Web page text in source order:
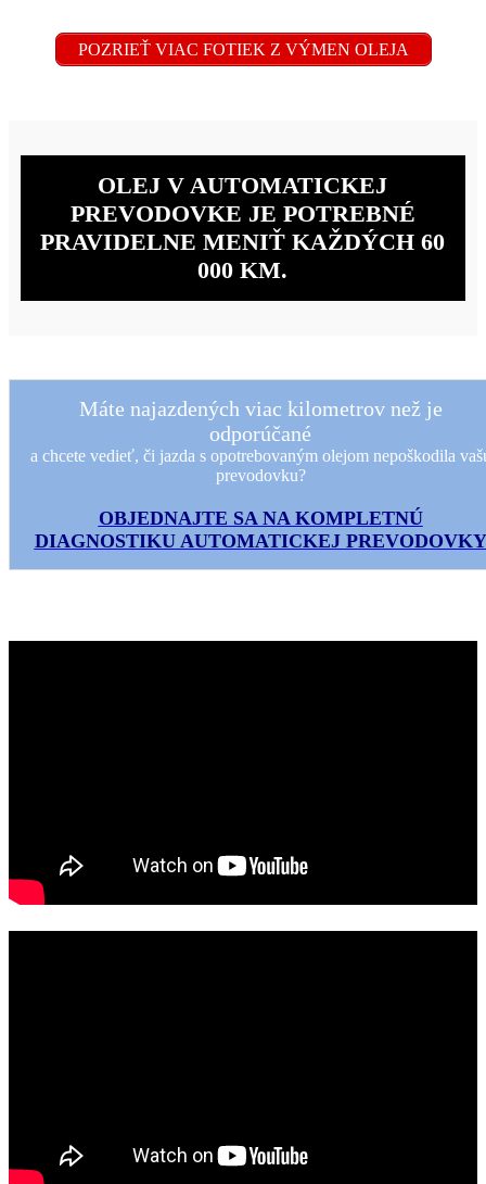
POZRIEŤ VIAC FOTIEK Z VÝMEN OLEJA
OLEJ V AUTOMATICKEJ
PREVODOVKE JE POTREBNÉ
PRAVIDELNE MENIŤ KAŽDÝCH 60
000 KM.
Máte najazdených viac kilometrov než je
odporúčané
a chcete vedieť, či jazda s opotrebovaným olejom nepoškodila
prevodovku?
OBJEDNAJTE SA NA KOMPLETNÚ
DIAGNOSTIKU AUTOMATICKEJ PREVODOVKY